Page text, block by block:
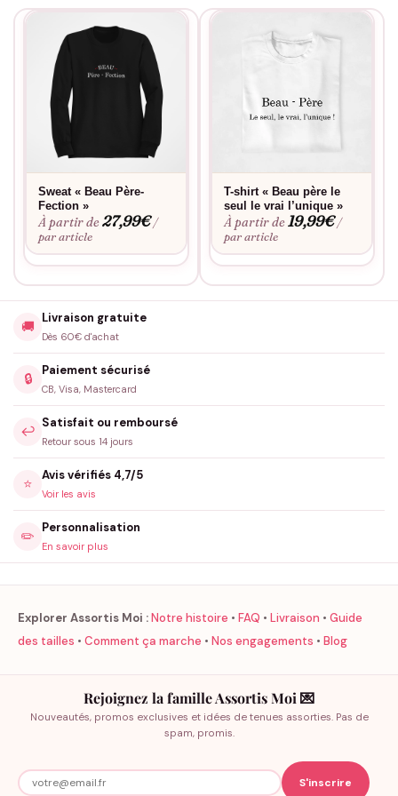
Sweat « Beau Père-
Fection »
À partir de27,99€ /
par article
T-shirt « Beau père le
seul le vrai l’unique »
À partir de19,99€ /
par article
🚚
Livraison gratuite
Dès 60€ d'achat
🔒
Paiement sécurisé
CB, Visa, Mastercard
↩️
Satisfait ou remboursé
Retour sous 14 jours
⭐
Avis vérifiés 4,7/5
Voir les avis
✏️
Personnalisation
En savoir plus
Explorer Assortis Moi :Notre histoire • FAQ • Livraison • Guide
des tailles • Comment ça marche • Nos engagements • Blog
Rejoignez la famille Assortis Moi 💌
Nouveautés, promos exclusives et idées de tenues assorties. Pas de
spam, promis.